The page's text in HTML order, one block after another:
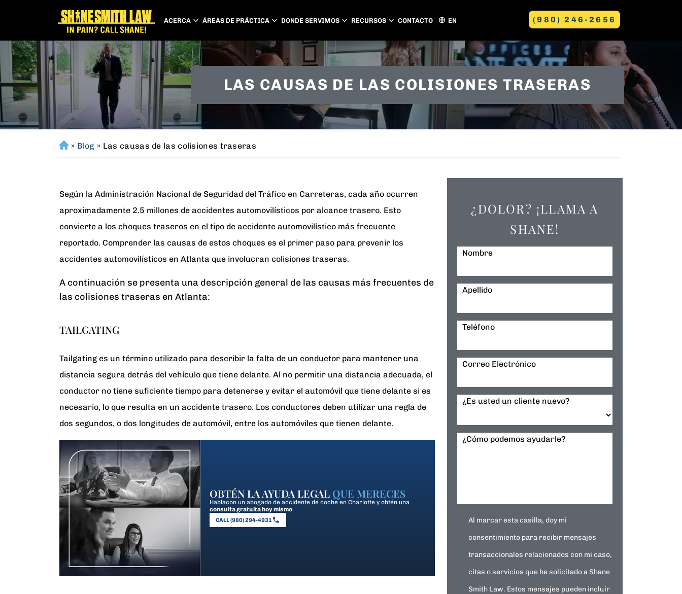
ACERCA ÁREAS DE PRÁCTICA DONDE SERVIMOS
PEACHTREE CITY GASTONIA
CONCORD
HUNTERSVILLE
RECURSOS CONTACTO EN (980) 246-2656
LAS CAUSAS DE LAS COLISIONES TRASERAS
H
» Blog » Las causas de las colisiones traseras
Según la Administración Nacional de Seguridad del Tráfico en Carreteras, cada año ocurren
aproximadamente 2.5 millones de accidentes automovilísticos por alcance trasero. Esto
convierte a los choques traseros en el tipo de accidente automovilístico más frecuente
reportado. Comprender las causas de estos choques es el primer paso para prevenir los
accidentes automovilísticos en Atlanta que involucran colisiones traseras.
A continuación se presenta una descripción general de las causas más frecuentes de
las colisiones traseras en Atlanta:
TAILGATING
Tailgating es un término utilizado para describir la falta de un conductor para mantener una
distancia segura detrás del vehículo que tiene delante. Al no permitir una distancia adecuada, el
conductor no tiene suficiente tiempo para detenerse y evitar el automóvil que tiene delante si es
necesario, lo que resulta en un accidente trasero. Los conductores deben utilizar una regla de
dos segundos, o dos longitudes de automóvil, entre los automóviles que tienen delante.
OBTÉN LA AYUDA LEGAL QUE MERECES
Hablacon un abogado de accidente de coche en Charlotte y obtén una
consulta gratuita hoy mismo.
CALL (980) 294-4931
¿DOLOR? ¡LLAMA A
SHANE!
Nombre
Apellido
Teléfono
Correo Electrónico
¿Es usted un cliente nuevo?
¿Cómo podemos ayudarle?
Al marcar esta casilla, doy mi
consentimiento para recibir mensajes
transaccionales relacionados con mi caso,
citas o servicios que he solicitado a Shane
Smith Law. Estos mensajes pueden incluir